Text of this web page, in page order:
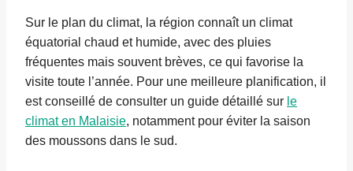
Sur le plan du climat, la région connaît un climat
équatorial chaud et humide, avec des pluies
fréquentes mais souvent brèves, ce qui favorise la
visite toute l’année. Pour une meilleure planification, il
est conseillé de consulter un guide détaillé sur le
climat en Malaisie, notamment pour éviter la saison
des moussons dans le sud.